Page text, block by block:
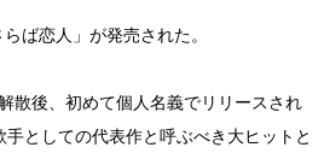
ば恋人」が発売された。
散後、初めて個人名義でリリースされ
としての代表作と呼ぶべき大ヒットと